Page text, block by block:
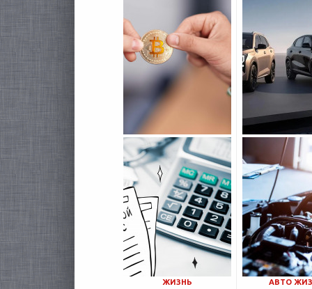
поведения на нём.
Петербургские
криптообменники,
московские
насчитывает
десятилетий
ЖИЗНЬ АВТО